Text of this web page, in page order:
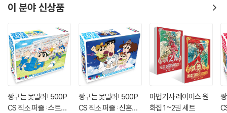
이 분야 신상품
짱구는 못말려! 500P
CS 직소 퍼즐 : 스트라
짱구는 못말려! 500P
CS 직소 퍼즐 : 신혼여
마법기사 레이어스 원
화집 1~2권 세트